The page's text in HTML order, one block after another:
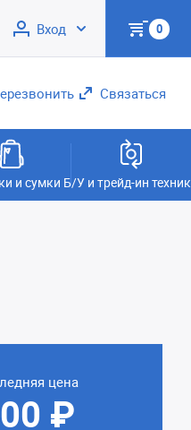
Вход 0
Связаться
и сумки Б/У и трейд-ин
цена
₽